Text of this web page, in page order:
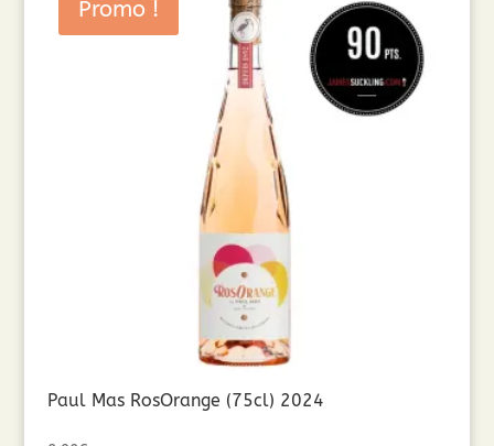
Promo !
Paul Mas RosOrange (75cl) 2024